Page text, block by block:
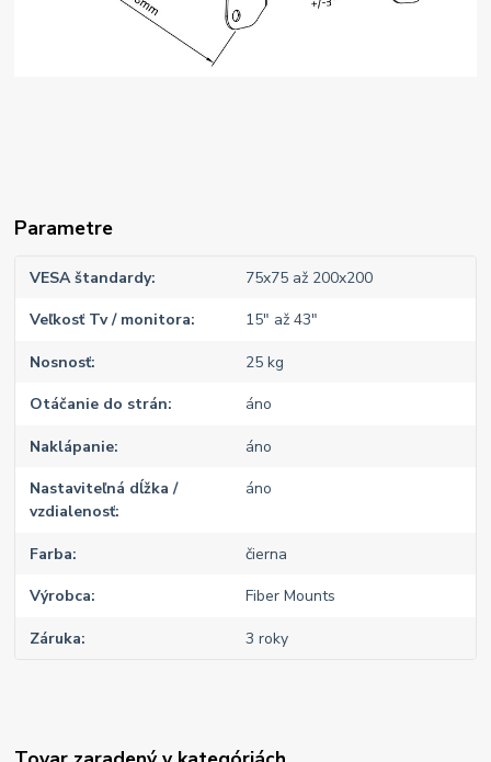
Parametre
VESA štandardy 75x75 až 200x200
Veľkosť Tv / monitora 15" až 43"
Nosnosť 25 kg
Otáčanie do strán áno
Naklápanie áno
Nastaviteľná dĺžka /
vzdialenosť
áno
Farba čierna
Výrobca Fiber Mounts
Záruka 3 roky